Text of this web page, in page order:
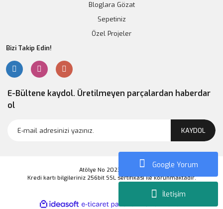
İletişim
Bloglara Gözat
Sepetiniz
Özel Projeler
Bizi Takip Edin!
E-Bültene kaydol. Üretilmeyen parçalardan haberdar
ol
KAYDOL
Atölye No 2023 Markası
Kredi kartı bilgileriniz 256bit SSL sertifikası ile korunmaktadır.
Google Yorum
ideasoft